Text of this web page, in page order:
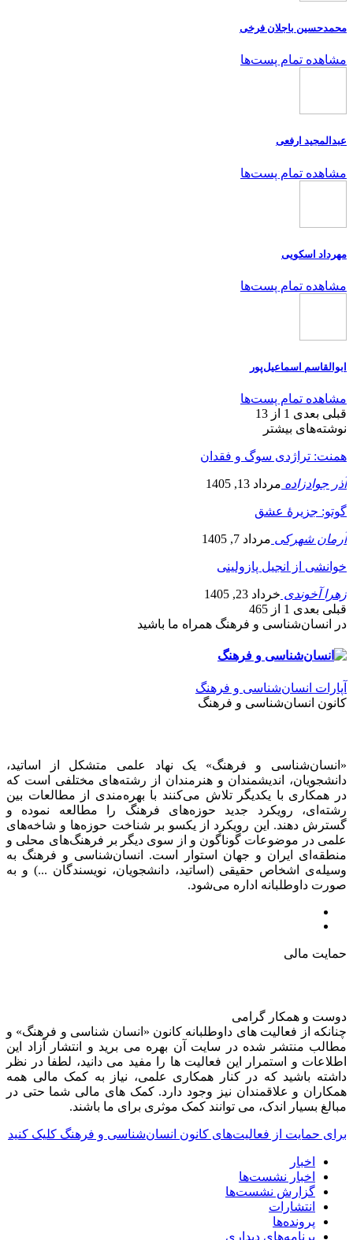
محمدحسین باجلان فرخی
مشاهده تمام پست‌ها
عبدالمجید ارفعی
مشاهده تمام پست‌ها
مهرداد اسکویی
مشاهده تمام پست‌ها
ابوالقاسم اسماعیل‌پور
مشاهده تمام پست‌ها
قبلی بعدی 1 از 13
نوشته‌های بیشتر
همنت: تراژدی سوگ و فقدان
آذر جوادزاده مرداد 13, 1405
گوتو: جزیرۀ عشق
آرمان شهرکی مرداد 7, 1405
خوانشی از انجیل پازولینی
زهرا آخوندی خرداد 23, 1405
قبلی بعدی 1 از 465
در انسان‌شناسی و فرهنگ همراه ما باشید
آپارات انسان‌شناسی و فرهنگ
کانون انسان‌شناسی و فرهنگ
«انسان‌شناسی و فرهنگ» یک نهاد علمی متشکل از اساتید،
دانشجویان، اندیشمندان و هنرمندان از رشته‌های مختلفی است که
در همکاری با یکدیگر تلاش می‌کنند با بهره‌مندی از مطالعات بین
رشته‌ای، رویکرد جدید حوزه‌های فرهنگ را مطالعه نموده و
گسترش دهند. این رویکرد از یکسو بر شناخت حوزه‌ها و شاخه‌های
علمی در موضوعات گوناگون و از سوی دیگر بر فرهنگ‌های محلی و
منطقه‌ای ایران و جهان استوار است. انسان‌شناسی و فرهنگ به
وسیله‌ی اشخاص حقیقی (اساتید، دانشجویان، نویسندگان ...) و به
صورت داوطلبانه اداره می‌شود.
حمایت مالی
دوست و همکار گرامی
چنانکه از فعالیت های داوطلبانه کانون «انسان شناسی و فرهنگ» و
مطالب منتشر شده در سایت آن بهره می برید و انتشار آزاد این
اطلاعات و استمرار این فعالیت ها را مفید می دانید، لطفا در نظر
داشته باشید که در کنار همکاری علمی، نیاز به کمک مالی همه
همکاران و علاقمندان نیز وجود دارد. کمک های مالی شما حتی در
مبالغ بسیار اندک، می توانند کمک موثری برای ما باشند.
برای حمایت از فعالیت‌های کانون انسان‌شناسی و فرهنگ کلیک کنید
اخبار
اخبار نشست‌ها
گزارش نشست‌ها
انتشارات
پرونده‌ها
برنامه‌های دیداری